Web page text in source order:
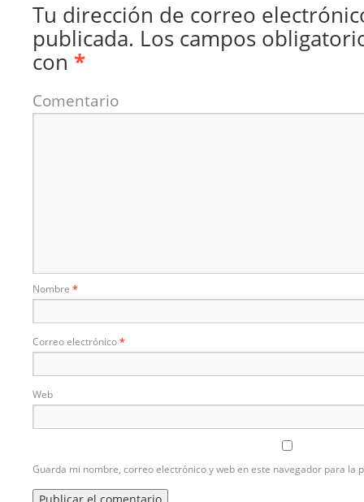
Tu dirección de correo
publicada. Los campos
con *
Comentario
Nombre *
Correo electrónico*
Web
Guarda mi nombre, correo electrónico y web en este navegador para la